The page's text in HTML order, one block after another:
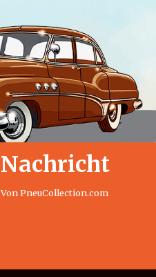
Nachricht
Von PneuCollection.com